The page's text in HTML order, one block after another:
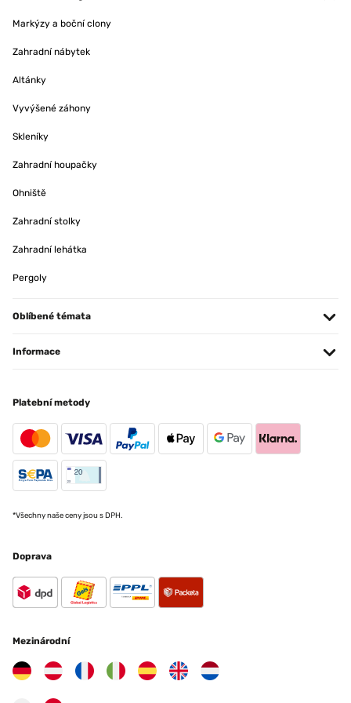
fait un bel effet,decore bien
Utilisateur d'Amazon
OVĚŘENÁ RECENZE
OVĚŘENÁ RECENZE
23/06/2022
Le produit multimédia n'a pas pu être chargé. La fontaine que j ai acheté
il y'a a peut prés 1 mois et que j'ai reçu avec un trou en dessous, j avais
réparation et la peinture qui ne teins pas, je suis déçu, car je l adore
Markýzy a boční clony
Zahradní nábytek
Altánky
Vyvýšené záhony
Skleníky
Zahradní houpačky
Ohniště
Zahradní stolky
Zahradní lehátka
Pergoly
Oblíbené témata
Informace
Platební metody
*Všechny naše ceny jsou s DPH.
Doprava
Mezinárodní